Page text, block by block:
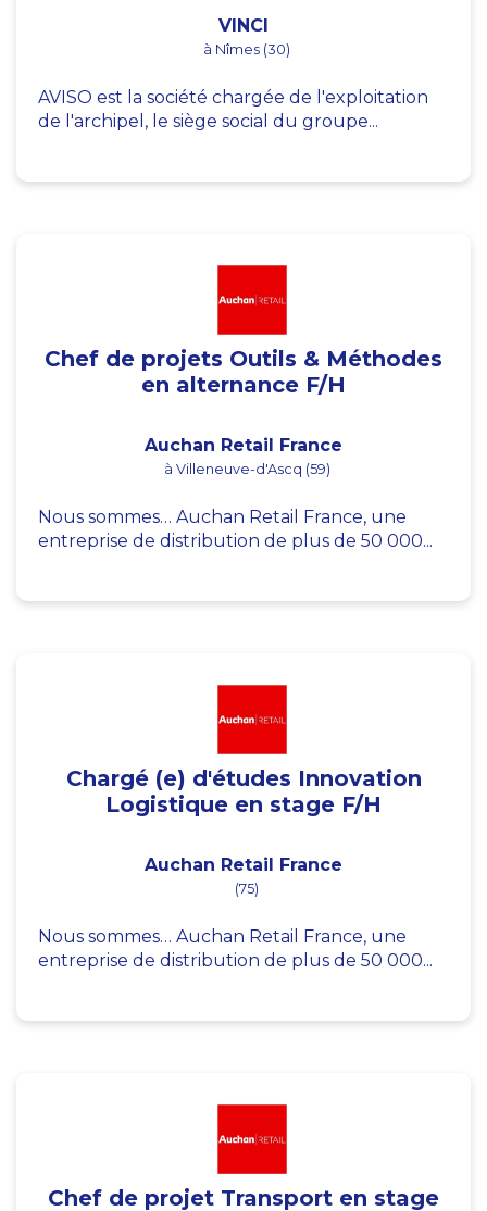
VINCI
à Nîmes (30)
AVISO est la société chargée de l'exploitation
de l'archipel, le siège social du groupe...
Chef de projets Outils & Méthodes
en alternance F/H
Auchan Retail France
à Villeneuve-d'Ascq (59)
Nous sommes… Auchan Retail France, une
entreprise de distribution de plus de 50 000...
Chargé (e) d'études Innovation
Logistique en stage F/H
Auchan Retail France
(75)
Nous sommes… Auchan Retail France, une
entreprise de distribution de plus de 50 000...
Chef de projet Transport en stage